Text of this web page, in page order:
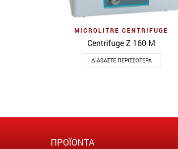
Quick View
MICROLITRE CENTRIFUGE
Centrifuge Z 160 M
ΔΙΑΒΆΣΤΕ ΠΕΡΙΣΣΌΤΕΡΑ
ΠΡΟΪΟΝΤΑ